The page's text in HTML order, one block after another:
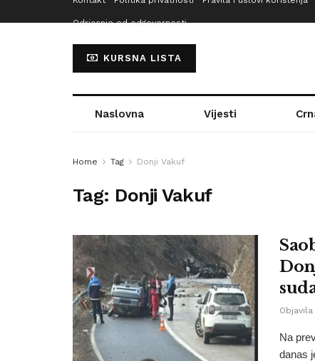
Odricanje od odgovornosti
KURSNA LISTA
Naslovna Vijesti
Home Tag Donji Vakuf
Tag: Donji Vakuf
Objavila
Na
danas